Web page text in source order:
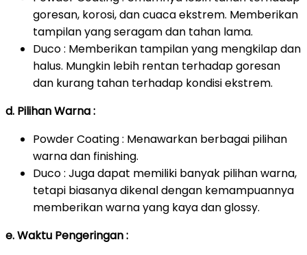
goresan, korosi, dan cuaca ekstrem. Memberikan
tampilan yang seragam dan tahan lama.
Duco : Memberikan tampilan yang mengkilap dan
halus. Mungkin lebih rentan terhadap goresan
dan kurang tahan terhadap kondisi ekstrem.
d. Pilihan Warna :
Powder Coating : Menawarkan berbagai pilihan
warna dan finishing.
Duco : Juga dapat memiliki banyak pilihan warna,
tetapi biasanya dikenal dengan kemampuannya
memberikan warna yang kaya dan glossy.
e. Waktu Pengeringan :